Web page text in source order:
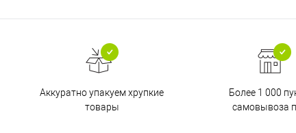
Аккуратно упакуем хрупкие
товары
Более 1 000
самовывоза